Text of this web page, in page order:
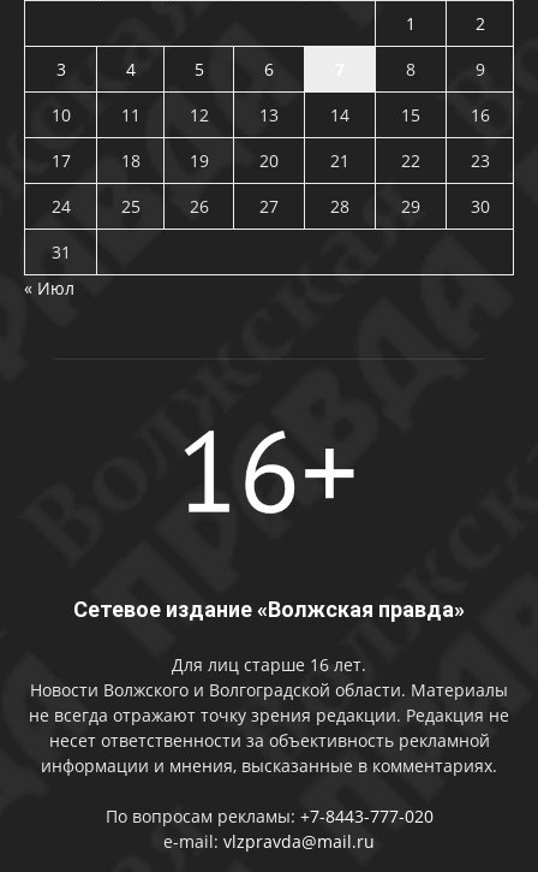
1
2
3
4 5 6 8
9
10
11 12 13 14 15
16
17
18 19 20 21 22
23
24
25 26 27 28 29
30
31
« Июл
Сетевое издание «Волжская правда»
Для лиц старше 16 лет.
Новости Волжского и Волгоградской области. Материалы
не всегда отражают точку зрения редакции. Редакция не
несет ответственности за объективность рекламной
информации и мнения, высказанные в комментариях.
По вопросам рекламы: +7-8443-777-020
e-mail: vlzpravda@mail.ru